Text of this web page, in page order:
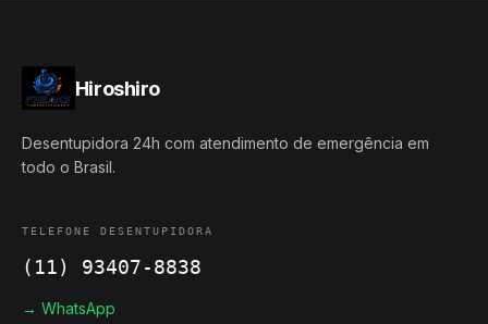
Hiroshiro
Desentupidora 24h com atendimento de emergência em
todo o Brasil.
TELEFONE DESENTUPIDORA
(11) 93407-8838
→ WhatsApp